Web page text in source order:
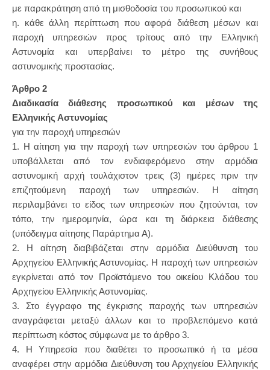
με παρακράτηση από τη μισθοδοσία του προσωπικού και
η. κάθε άλλη περίπτωση που αφορά διάθεση μέσων και
παροχή υπηρεσιών προς τρίτους από την Ελληνική
Αστυνομία και υπερβαίνει το μέτρο της συνήθους
αστυνομικής προστασίας.
Άρθρο 2
Διαδικασία διάθεσης προσωπικού και μέσων της
Ελληνικής Αστυνομίας
για την παροχή υπηρεσιών
1. Η αίτηση για την παροχή των υπηρεσιών του άρθρου 1
υποβάλλεται από τον ενδιαφερόμενο στην αρμόδια
αστυνομική αρχή τουλάχιστον τρεις (3) ημέρες πριν την
επιζητούμενη παροχή των υπηρεσιών. Η αίτηση
περιλαμβάνει το είδος των υπηρεσιών που ζητούνται, τον
τόπο, την ημερομηνία, ώρα και τη διάρκεια διάθεσης
(υπόδειγμα αίτησης Παράρτημα Α).
2. Η αίτηση διαβιβάζεται στην αρμόδια Διεύθυνση του
Αρχηγείου Ελληνικής Αστυνομίας. Η παροχή των υπηρεσιών
εγκρίνεται από τον Προϊστάμενο του οικείου Κλάδου του
Αρχηγείου Ελληνικής Αστυνομίας.
3. Στο έγγραφο της έγκρισης παροχής των υπηρεσιών
αναγράφεται μεταξύ άλλων και το προβλεπόμενο κατά
περίπτωση κόστος σύμφωνα με το άρθρο 3.
4. Η Υπηρεσία που διαθέτει το προσωπικό ή τα μέσα
αναφέρει στην αρμόδια Διεύθυνση του Αρχηγείου Ελληνικής